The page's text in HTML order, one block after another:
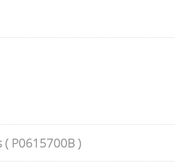
P0615700B )